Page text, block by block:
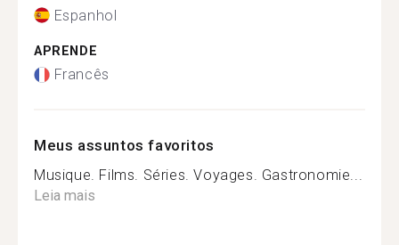
Espanhol
APRENDE
Francês
Meus assuntos favoritos
Musique. Films. Séries. Voyages. Gastronomie...
Leia mais